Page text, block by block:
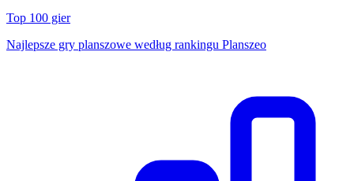
Top 100 gier
Najlepsze gry planszowe według rankingu Planszeo